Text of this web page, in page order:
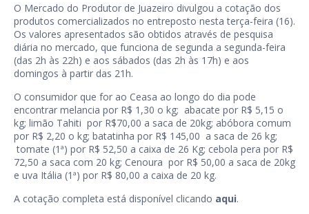
O Mercado do Produtor de Juazeiro divulgou a cotação dos
produtos comercializados no entreposto nesta terça-feira (16).
Os valores apresentados são obtidos através de pesquisa
diária no mercado, que funciona de segunda a segunda-feira
(das 2h às 22h) e aos sábados (das 2h às 17h) e aos
domingos à partir das 21h.
O consumidor que for ao Ceasa ao longo do dia pode
encontrar melancia por R$ 1,30 o kg; abacate por R$ 5,15 o
kg; limão Tahiti por R$70,00 a saca de 20kg; abóbora comum
por R$ 2,20 o kg; batatinha por R$ 145,00 a saca de 26 kg;
tomate (1ª) por R$ 52,50 a caixa de 26 Kg; cebola pera por R$
72,50 a saca com 20 kg; Cenoura por R$ 50,00 a saca de 20kg
e uva Itália (1ª) por R$ 80,00 a caixa de 20 kg.
A cotação completa está disponível clicando aqui.